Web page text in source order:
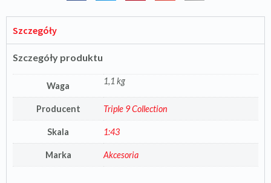
Szczegóły
Szczegóły produktu
Waga 1,1 kg
Producent Triple 9 Collection
Skala 1:43
Marka Akcesoria